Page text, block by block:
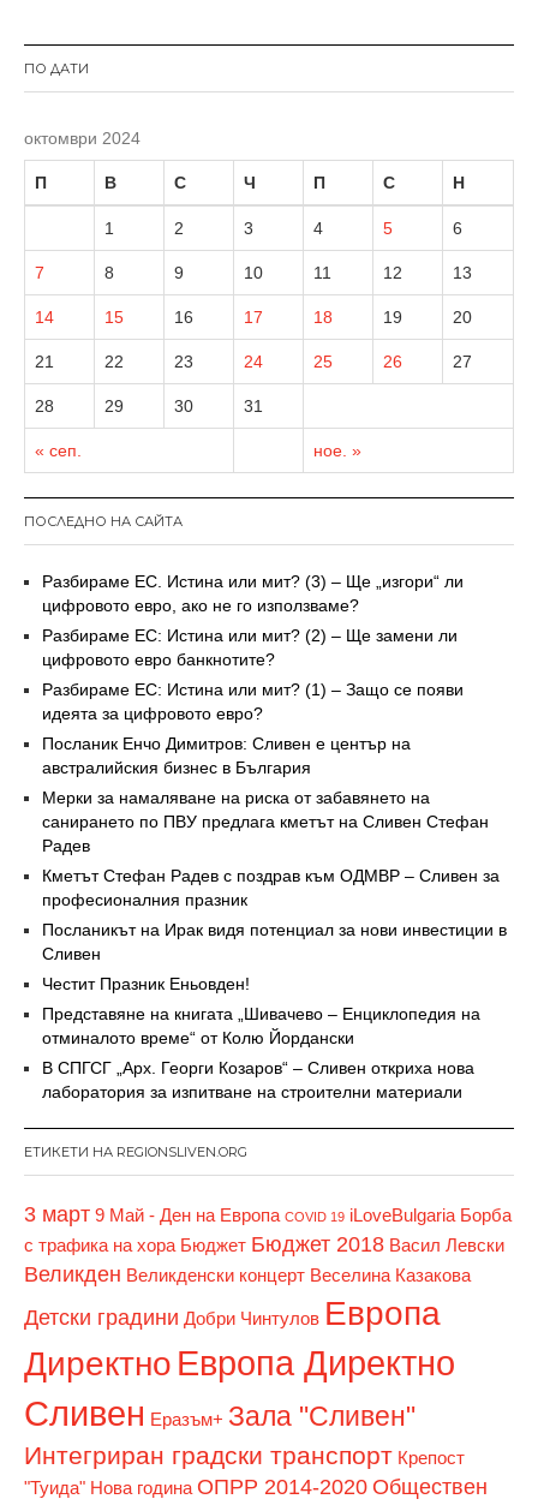
ПО ДАТИ
октомври 2024
П В С Ч П С Н
« сеп. ное. »
1 2 3 4 5 6
7 8 9 10 11 12 13
14 15 16 17 18 19 20
21 22 23 24 25 26 27
28 29 30 31
ПОСЛЕДНО НА САЙТА
Разбираме ЕС. Истина или мит? (3) – Ще „изгори“ ли
цифровото евро, ако не го използваме?
Разбираме ЕС: Истина или мит? (2) – Ще замени ли
цифровото евро банкнотите?
Разбираме ЕС: Истина или мит? (1) – Защо се появи
идеята за цифровото евро?
Посланик Енчо Димитров: Сливен е център на
австралийския бизнес в България
Мерки за намаляване на риска от забавянето на
санирането по ПВУ предлага кметът на Сливен Стефан
Радев
Кметът Стефан Радев с поздрав към ОДМВР – Сливен за
професионалния празник
Посланикът на Ирак видя потенциал за нови инвестиции в
Сливен
Честит Празник Еньовден!
Представяне на книгата „Шивачево – Енциклопедия на
отминалото време“ от Колю Йордански
В СПГСГ „Арх. Георги Козаров“ – Сливен откриха нова
лаборатория за изпитване на строителни материали
ЕТИКЕТИ НА REGIONSLIVEN.ORG
3 март 9 Май - Ден на Европа COVID 19 iLoveBulgaria Борба
с трафика на хора Бюджет Бюджет 2018 Васил Левски
Великден Великденски концерт Веселина Казакова
Детски градини Добри Чинтулов Европа
Директно Европа Директно
Сливен Еразъм+ Зала "Сливен"
Интегриран градски транспорт Крепост
"Туида" Нова година ОПРР 2014-2020 Обществен